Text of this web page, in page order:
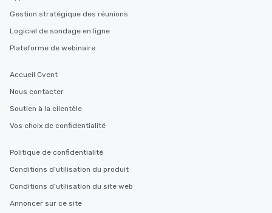
Gestion stratégique des réunions
Logiciel de sondage en ligne
Plateforme de webinaire
Accueil Cvent
Nous contacter
Soutien à la clientèle
Vos choix de confidentialité
Politique de confidentialité
Conditions d’utilisation du produit
Conditions d’utilisation du site web
Annoncer sur ce site